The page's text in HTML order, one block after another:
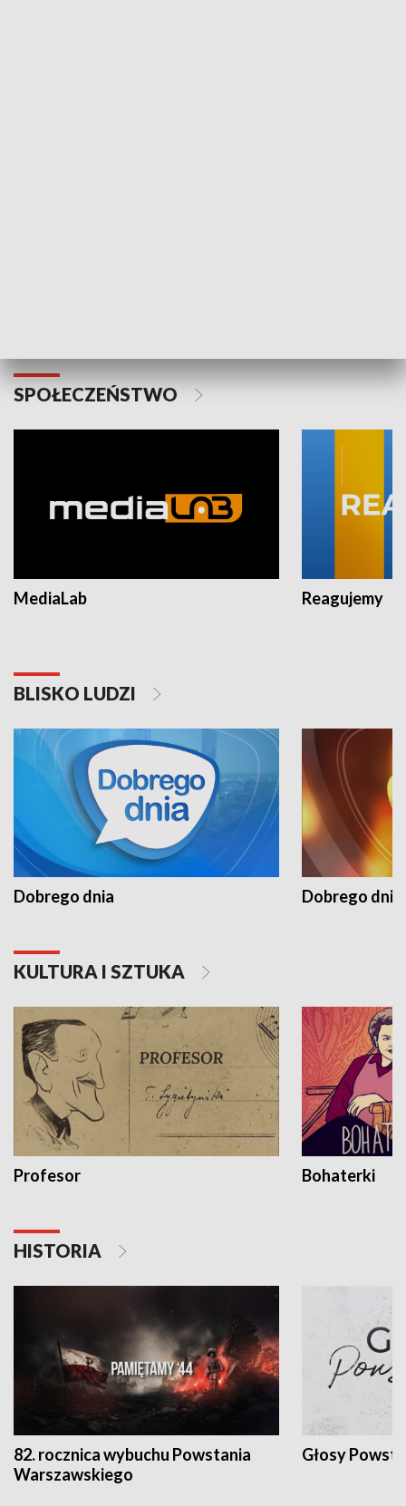
SPOŁECZEŃSTWO
MediaLab Reagujemy
BLISKO LUDZI
Dobrego dnia Dobrego dnia
KULTURA I SZTUKA
Profesor Bohaterki
HISTORIA
82. rocznica wybuchu Powstania
Warszawskiego
Głosy